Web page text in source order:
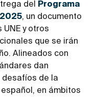
del
Programa
, un documento
y otros
que se irán
Alineados con
dan
de la
en ámbitos